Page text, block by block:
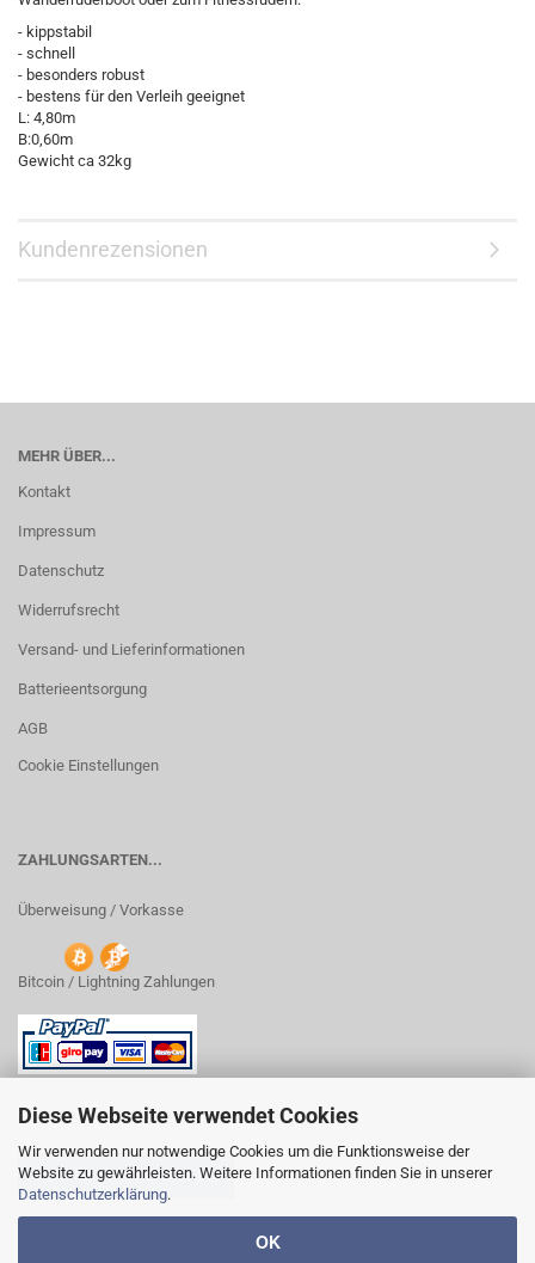
Diese Webseite verwendet Cookies
Wir verwenden nur notwendige Cookies um die Funktionsweise der
Website zu gewährleisten. Weitere Informationen finden Sie in unserer
Datenschutzerklärung.
OK
- kippstabil
- schnell
- besonders robust
- bestens für den Verleih geeignet
L: 4,80m
B:0,60m
Gewicht ca 32kg
Kundenrezensionen
MEHR ÜBER...
Kontakt
Impressum
Datenschutz
Widerrufsrecht
Versand- und Lieferinformationen
Batterieentsorgung
AGB
Cookie Einstellungen
ZAHLUNGSARTEN...
Überweisung / Vorkasse
Bitcoin / Lightning Zahlungen
VERTRAG WIDERRUFEN